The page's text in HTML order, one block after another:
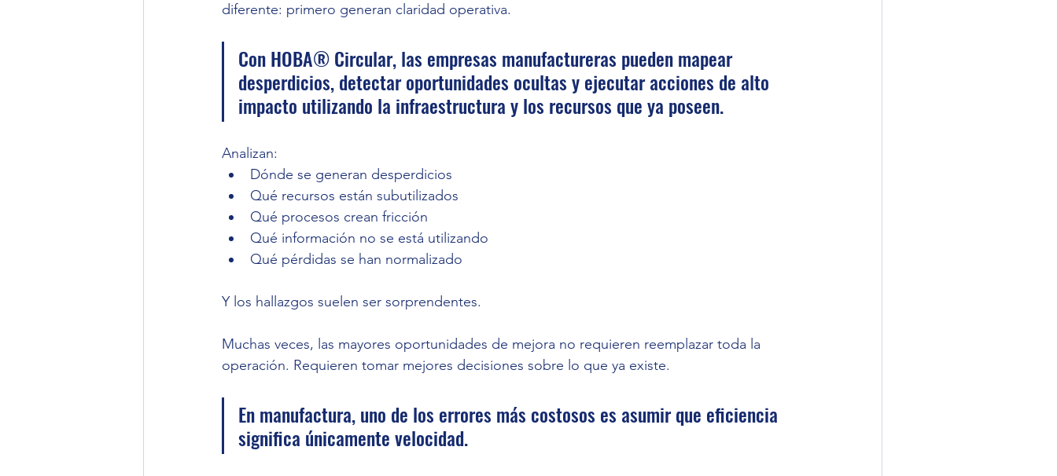
diferente: primero generan claridad operativa.
Con HOBA® Circular, las empresas manufactureras pueden mapear
desperdicios, detectar oportunidades ocultas y ejecutar acciones de alto
impacto utilizando la infraestructura y los recursos que ya poseen.
Analizan:
Dónde se generan desperdicios
Qué recursos están subutilizados
Qué procesos crean fricción
Qué información no se está utilizando
Qué pérdidas se han normalizado
Y los hallazgos suelen ser sorprendentes.
Muchas veces, las mayores oportunidades de mejora no requieren reemplazar toda la
operación. Requieren tomar mejores decisiones sobre lo que ya existe.
En manufactura, uno de los errores más costosos es asumir que eficiencia
significa únicamente velocidad.